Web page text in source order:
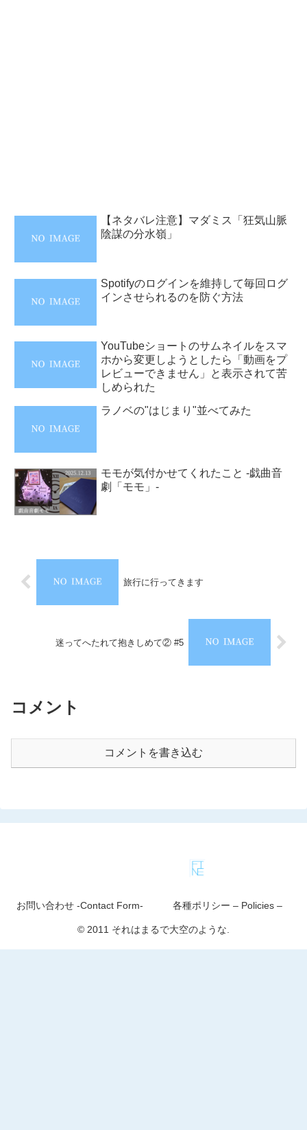
【ネタバレ注意】マダミス「狂気山脈
陰謀の分水嶺」
Spotifyのログインを維持して毎回ログ
インさせられるのを防ぐ方法
YouTubeショートのサムネイルをスマ
ホから変更しようとしたら「動画をプ
レビューできません」と表示されて苦
しめられた
ラノベの"はじまり"並べてみた
モモが気付かせてくれたこと -戯曲音
劇「モモ」-
旅行に行ってきます
迷ってへたれて抱きしめて② #5
コメント
コメントを書き込む
お問い合わせ -Contact Form- 各種ポリシー – Policies –
© 2011 それはまるで大空のような.